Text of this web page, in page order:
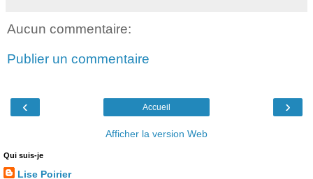
Aucun commentaire:
Publier un commentaire
‹ ›
Accueil
Afficher la version Web
Qui suis-je
Lise Poirier